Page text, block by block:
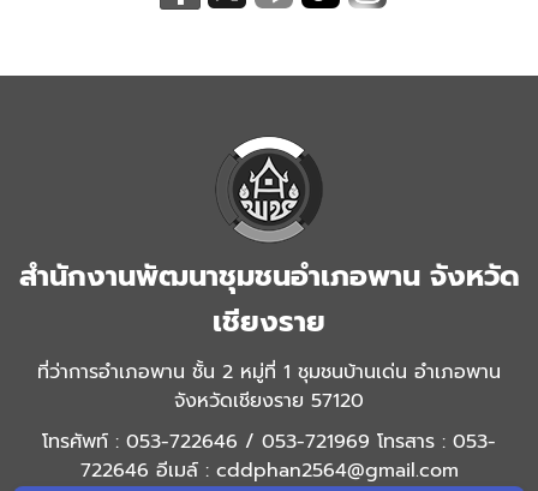
สำนักงานพัฒนาชุมชนอำเภอพาน จังหวัด
เชียงราย
ที่ว่าการอำเภอพาน ชั้น 2 หมู่ที่ 1 ชุมชนบ้านเด่น อำเภอพาน
จังหวัดเชียงราย 57120
โทรศัพท์ : 053-722646 / 053-721969 โทรสาร : 053-
722646 อีเมล์ : cddphan2564@gmail.com